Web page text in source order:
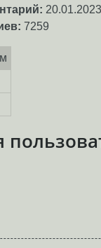
7259